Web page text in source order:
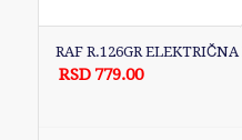
RAF R.126GR
RSD 779.00